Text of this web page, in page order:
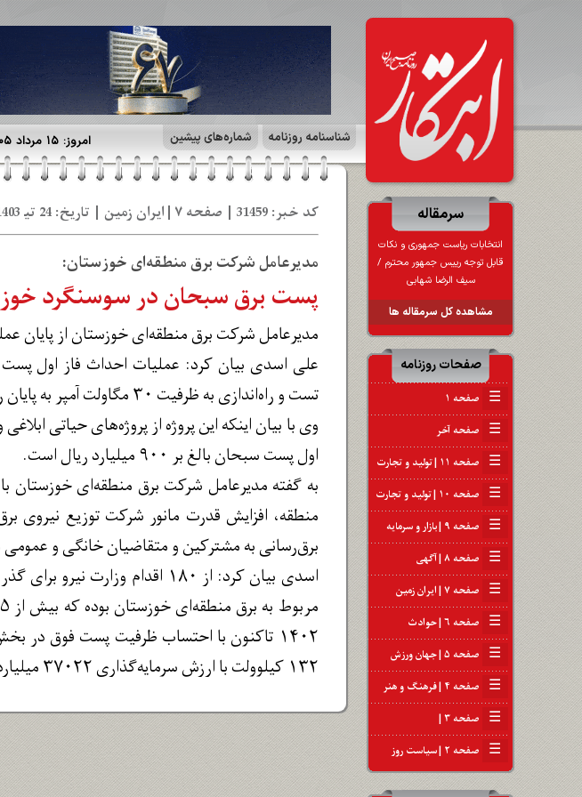
امروز: ۱۵ مرداد ۱۴۰۵ شناسنامه روزنامه شماره‌های پیشین
سرمقاله
انتخابات ریاست جمهوری و نکات
قابل توجه رییس جمهور محترم /
سیف الرضا شهابی
مشاهده کل سرمقاله ها
صفحات روزنامه
☰ صفحه ۱
☰ صفحه آخر
☰ صفحه ۱۱ | تولید و تجارت
☰ صفحه ۱۰ | تولید و تجارت
☰ صفحه ۹ | بازار و سرمایه
☰ صفحه ۸ | آگهی
☰ صفحه ۷ | ایران زمین
☰ صفحه ۶ | حوادث
☰ صفحه ۵ | جهان ورزش
☰ صفحه ۴ | فرهنگ و هنر
☰ صفحه ۳ |
☰ صفحه ۲ | سیاست روز
کد خبر: 31459 | صفحه ۷ | ایران زمین | تاریخ: 24 تی‍ 1403
مدیرعامل شرکت برق منطقه‌ای خوزستان:
پست برق سبحان در سوسنگرد
مدیرعامل شرکت برق منطقه‌ای خوزستان از پایان عملیات احداث فاز اول
تست و راه‌اندازی به ظرفیت ۳۰ مگاولت آمپر به پایان رسید و آماده برق‌داری است.
اول پست سبحان بالغ بر ۹۰۰ میلیارد ریال است.
به گفته مدیرعامل شرکت برق منطقه‌ای خوزستان با
منطقه، افزایش قدرت مانور شرکت توزیع نیروی
برق‌رسانی به مشترکین و متقاضیان خانگی و
۱۳۲ کیلوولت با ارزش سرمایه‌گذاری ۳۷۰۲۲ میلیارد ریال اجرا و به بهره‌برداری رسیده است.